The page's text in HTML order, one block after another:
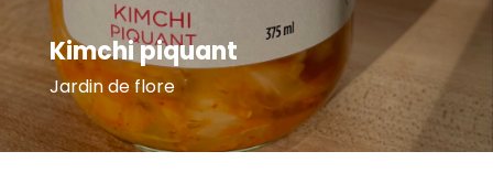
Kimchi piquant
Jardin de flore